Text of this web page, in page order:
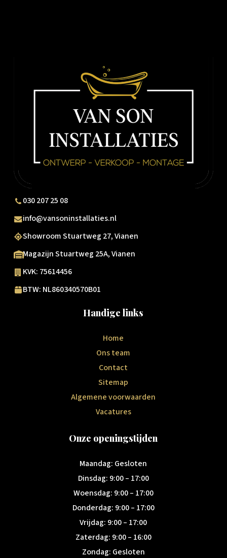
030 207 25 08
info@vansoninstallaties.nl
Showroom Stuartweg 27, Vianen
Magazijn Stuartweg 25A, Vianen
KVK: 75614456
BTW: NL860340570B01
Handige links
Home
Ons team
Contact
Sitemap
Algemene voorwaarden
Vacatures
Onze openingstijden
Maandag: Gesloten
Dinsdag: 9:00 – 17:00
Woensdag: 9:00 – 17:00
Donderdag: 9:00 – 17:00
Vrijdag: 9:00 – 17:00
Zaterdag: 9:00 – 16:00
Zondag: Gesloten